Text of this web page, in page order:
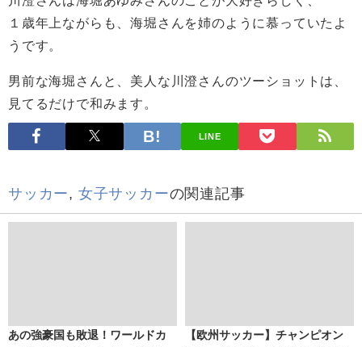
１歳年上ながらも、海堀さんを姉のように慕っていたよ
うです。
男前な海堀さんと、美人な川澄さんのツーショットは、
見てるだけで和みます。
LINE
サッカー, 女子サッカーの関連記事
あの強豪国も敗退！ワールドカ
【欧州サッカー】チャンピオン